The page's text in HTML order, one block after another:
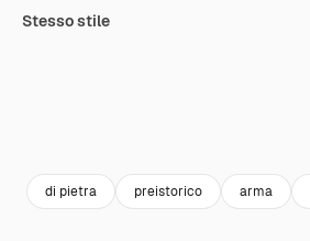
Stesso stile
di pietra preistorico arma